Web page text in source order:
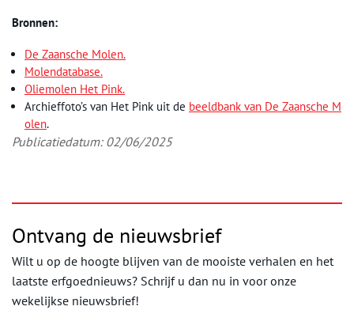
Bronnen:
De Zaansche Molen.
Molendatabase.
Oliemolen Het Pink.
Archieffoto’s van Het Pink uit de beeldbank van De Zaansche M
olen.
Publicatiedatum: 02/06/2025
Ontvang de nieuwsbrief
Wilt u op de hoogte blijven van de mooiste verhalen en het
laatste erfgoednieuws? Schrijf u dan nu in voor onze
wekelijkse nieuwsbrief!